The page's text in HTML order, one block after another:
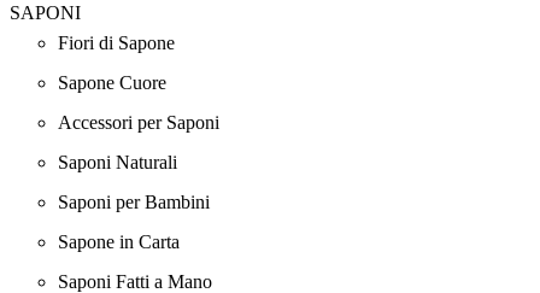
SAPONI
Fiori di Sapone
Sapone Cuore
Accessori per Saponi
Saponi Naturali
Saponi per Bambini
Sapone in Carta
Saponi Fatti a Mano